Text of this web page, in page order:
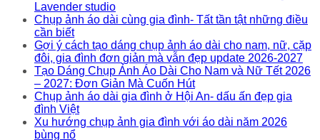
Lavender studio
Chụp ảnh áo dài cùng gia đình- Tất tần tật những điều
cần biết
Gợi ý cách tạo dáng chụp ảnh áo dài cho nam, nữ, cặp
đôi, gia đình đơn giản mà vẫn đẹp update 2026-2027
Tạo Dáng Chụp Ảnh Áo Dài Cho Nam và Nữ Tết 2026
– 2027: Đơn Giản Mà Cuốn Hút
Chụp ảnh áo dài gia đình ở Hội An- dấu ấn đẹp gia
đình Việt
Xu hướng chụp ảnh gia đình với áo dài năm 2026
bùng nổ